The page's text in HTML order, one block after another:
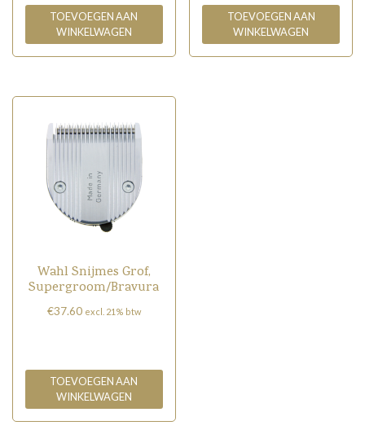
TOEVOEGEN AAN
WINKELWAGEN
TOEVOEGEN AAN
WINKELWAGEN
Wahl Snijmes Grof,
Supergroom/Bravura
€37.60 excl. 21% btw
TOEVOEGEN AAN
WINKELWAGEN